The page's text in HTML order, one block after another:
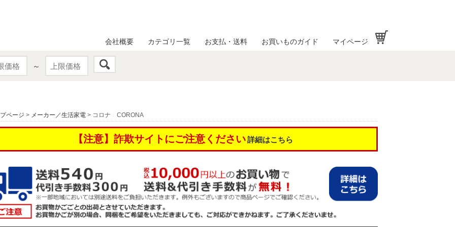
～
会社概要 カテゴリ一覧 お支払・送料 お買いものガイド マイページ
ページ > メーカー／生活家電 > コロナ CORONA
【注意】詐欺サイトにご注意ください 詳細はこちら